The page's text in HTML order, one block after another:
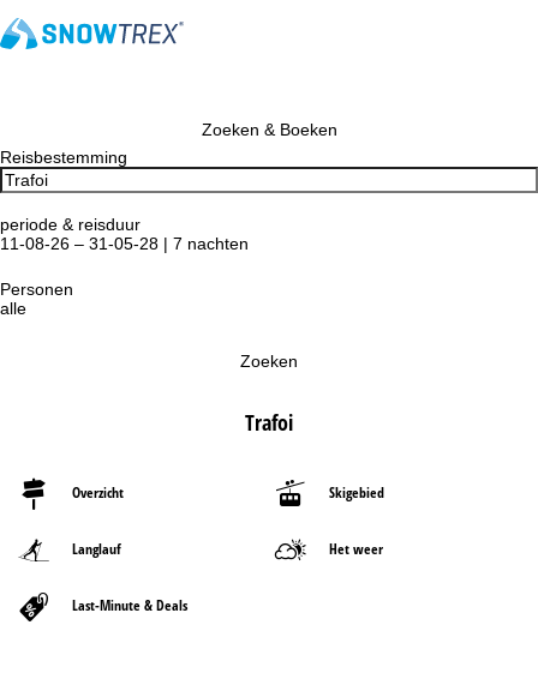
Zoeken & Boeken
Reisbestemming
periode & reisduur
11-08-26 – 31-05-28 | 7 nachten
Personen
alle
Zoeken
Trafoi
Overzicht Skigebied
Langlauf Het weer
Last-Minute & Deals